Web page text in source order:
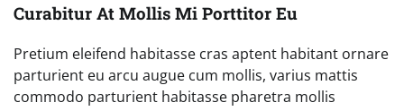
Curabitur At Mollis Mi Porttitor Eu
Pretium eleifend habitasse cras aptent habitant ornare
parturient eu arcu augue cum mollis, varius mattis
commodo parturient habitasse pharetra mollis